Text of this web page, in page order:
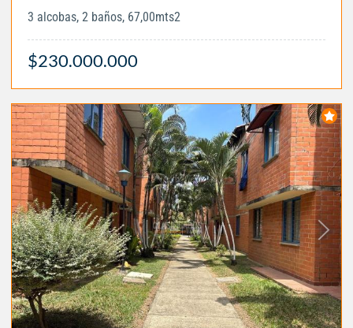
3 alcobas, 2 baños, 67,00mts2
$230.000.000